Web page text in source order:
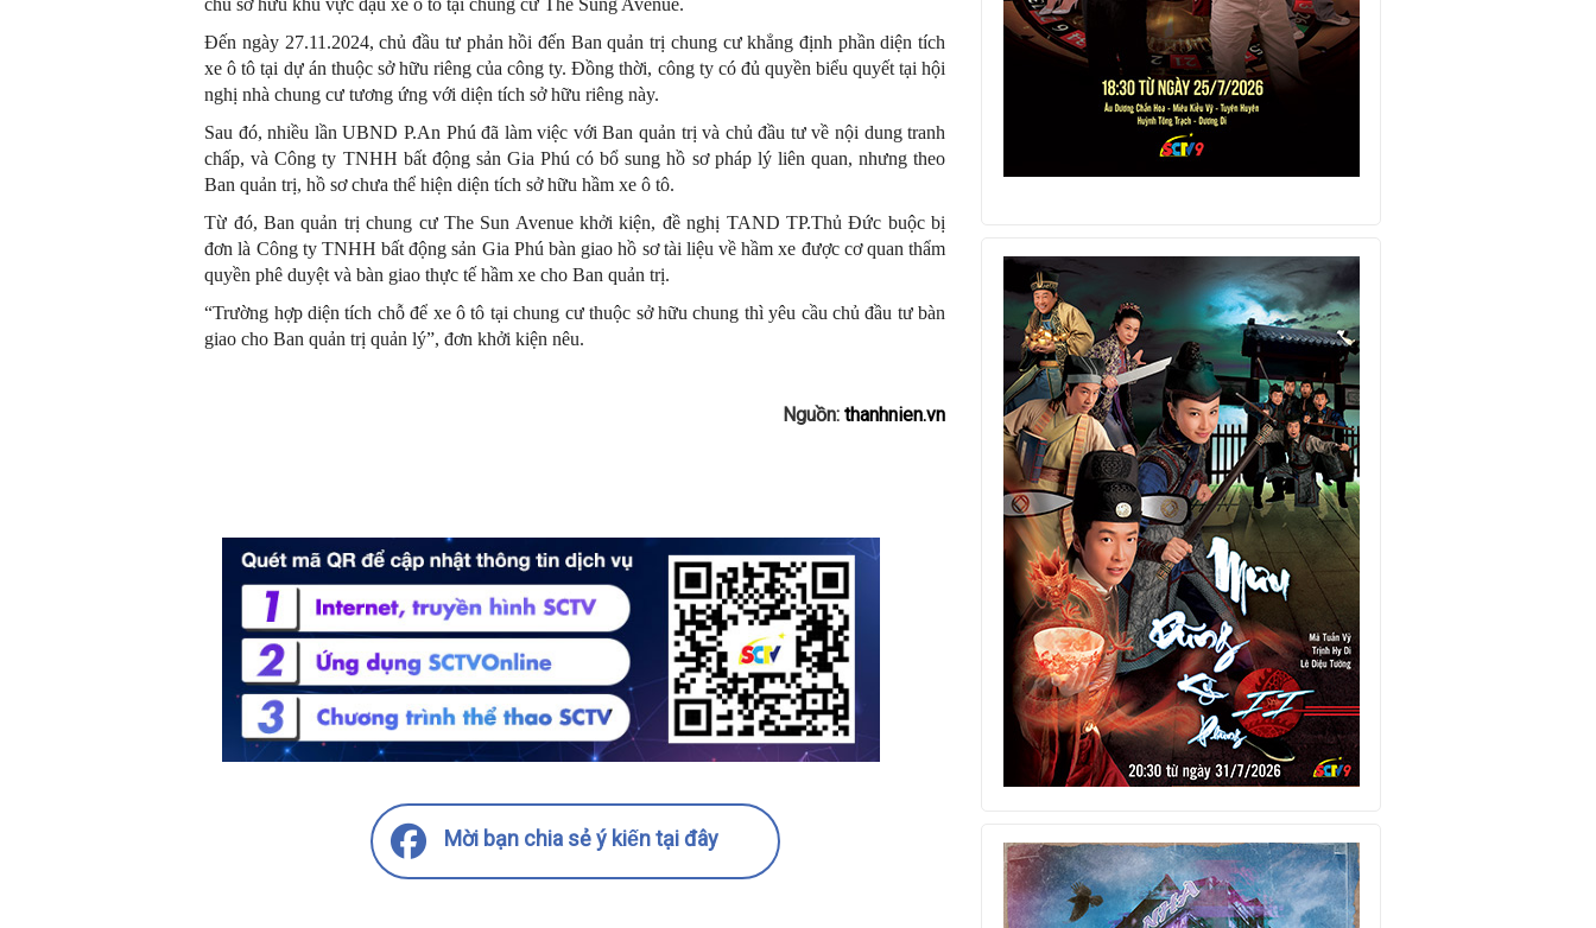
Đến ngày 27.11.2024, chủ đầu tư phản hồi đến Ban quản trị chung cư khẳng định phần diện tích
xe ô tô tại dự án thuộc sở hữu riêng của công ty. Đồng thời, công ty có đủ quyền biểu quyết tại hội
nghị nhà chung cư tương ứng với diện tích sở hữu riêng này.
Sau đó, nhiều lần UBND P.An Phú đã làm việc với Ban quản trị và chủ đầu tư về nội dung tranh
chấp, và Công ty TNHH bất động sản Gia Phú có bổ sung hồ sơ pháp lý liên quan, nhưng theo
Ban quản trị, hồ sơ chưa thể hiện diện tích sở hữu hầm xe ô tô.
Từ đó, Ban quản trị chung cư The Sun Avenue khởi kiện, đề nghị TAND TP.Thủ Đức buộc bị
đơn là Công ty TNHH bất động sản Gia Phú bàn giao hồ sơ tài liệu về hầm xe được cơ quan thẩm
quyền phê duyệt và bàn giao thực tế hầm xe cho Ban quản trị.
“Trường hợp diện tích chỗ để xe ô tô tại chung cư thuộc sở hữu chung thì yêu cầu chủ đầu tư bàn
giao cho Ban quản trị quản lý”, đơn khởi kiện nêu.
Nguồn:thanhnien.vn
Mời bạn chia sẻ ý kiến tại đây